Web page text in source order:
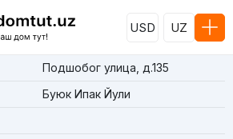
USD UZ
Подшобог улица, д.135
Буюк Ипак Йули